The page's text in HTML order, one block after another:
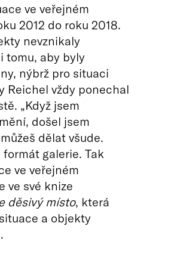
ve veřejném
2012 do roku 2018.
nevznikaly
tomu, aby byly
nýbrž pro situaci
Reichel vždy ponechal
„Když jsem
došel jsem
dělat všude.
galerie. Tak
ve veřejném
ve své knize
děsivý místo, která
a objekty